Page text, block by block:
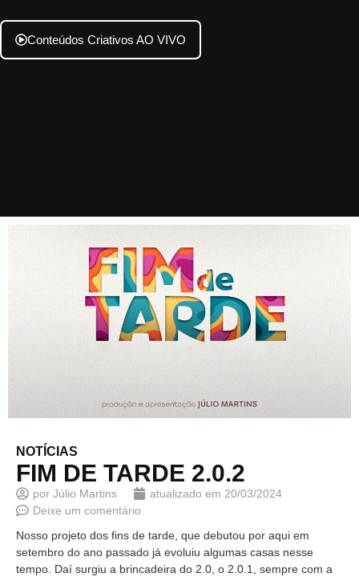
Conteúdos Criativos AO VIVO
NOTÍCIAS
FIM DE TARDE 2.0.2
por Júlio Martins atualizado em 20/03/2024
Deixe um comentário
Nosso projeto dos fins de tarde, que debutou por aqui em
setembro do ano passado já evoluiu algumas casas nesse
tempo. Daí surgiu a brincadeira do 2.0, o 2.0.1, sempre com a